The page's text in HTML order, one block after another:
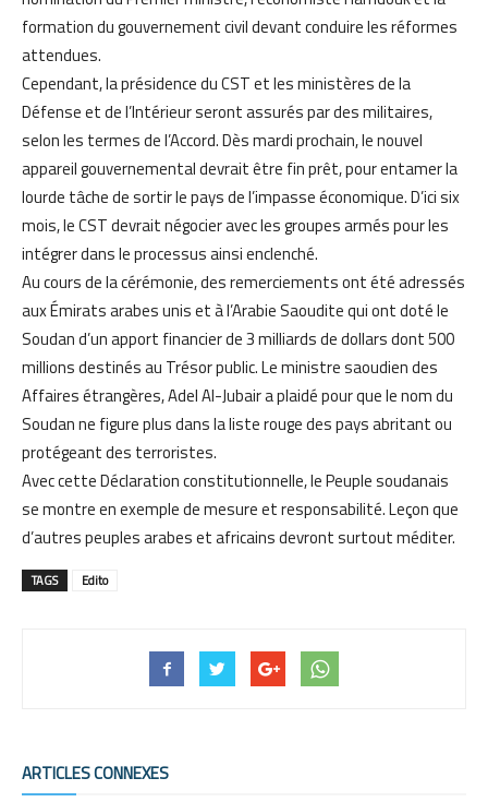
formation du gouvernement civil devant conduire les réformes
attendues.
Cependant, la présidence du CST et les ministères de la
Défense et de l’Intérieur seront assurés par des militaires,
selon les termes de l’Accord. Dès mardi prochain, le nouvel
appareil gouvernemental devrait être fin prêt, pour entamer la
lourde tâche de sortir le pays de l’impasse économique. D’ici six
mois, le CST devrait négocier avec les groupes armés pour les
intégrer dans le processus ainsi enclenché.
Au cours de la cérémonie, des remerciements ont été adressés
aux Émirats arabes unis et à l’Arabie Saoudite qui ont doté le
Soudan d’un apport financier de 3 milliards de dollars dont 500
millions destinés au Trésor public. Le ministre saoudien des
Affaires étrangères, Adel Al-Jubair a plaidé pour que le nom du
Soudan ne figure plus dans la liste rouge des pays abritant ou
protégeant des terroristes.
Avec cette Déclaration constitutionnelle, le Peuple soudanais
se montre en exemple de mesure et responsabilité. Leçon que
d’autres peuples arabes et africains devront surtout méditer.
TAGS Edito
ARTICLES CONNEXES